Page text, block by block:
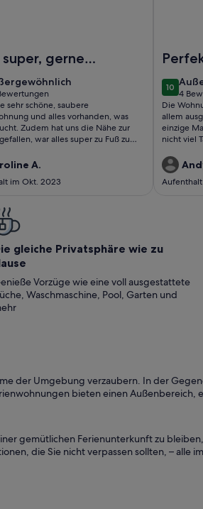
gerne
sehr schöne, saubere
und alles vorhanden, was
Zudem hat uns die Nähe zur
war alles super zu Fuß zu
A.
im Okt. 2023
1010 von
4
(4
Die
allem
einzige
nicht viel
während
konnten
Die
werden
gleiche Privatsphäre wie zu
Vorzüge wie eine voll ausgestattete
Waschmaschine, Pool, Garten und
der Umgebung verzaubern. In der
bieten einen Außenbereich,
gemütlichen Ferienunterkunft zu
die Sie nicht verpassen sollten, – alle